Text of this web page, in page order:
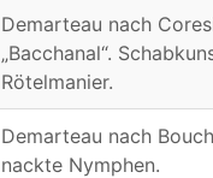
Demarteau nach
„Bacchanal“.
Rötelmanier.
Demarteau nach
nackte Nymphen.